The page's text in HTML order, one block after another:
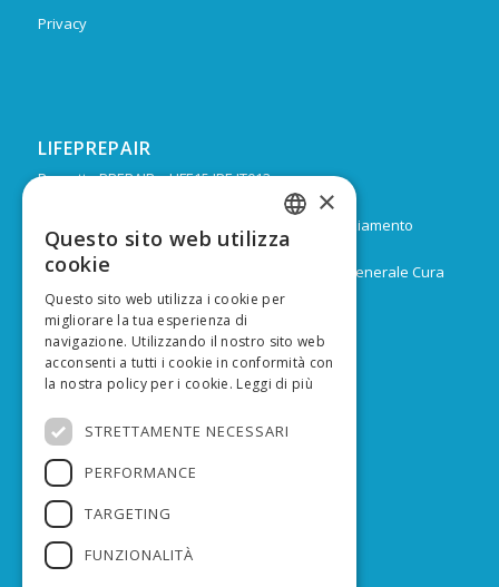
Privacy
LIFEPREPAIR
Progetto PREPAIR – LIFE15 IPE IT013
Durata: Febbraio 2017 – Dicembre 2024
Budget: 16.805.939 € di cui 9.974.624 di co-finanziamento
europeo
Capofila: Regione Emilia-Romagna, Direzione Generale Cura
del territorio e dell’ambiente
FINANZIATO DA
ITALIAN
×
Questo sito web utilizza
cookie
Questo sito web utilizza i cookie per
migliorare la tua esperienza di
navigazione. Utilizzando il nostro sito web
acconsenti a tutti i cookie in conformità con
la nostra policy per i cookie. Leggi di più
STRETTAMENTE NECESSARI
PERFORMANCE
TARGETING
FUNZIONALITÀ